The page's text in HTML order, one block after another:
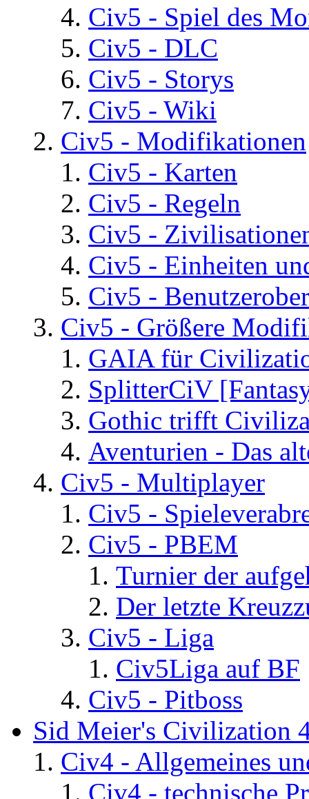
Civ5 - Spiel des
Civ5 - DLC
Civ5 - Storys
Civ5 - Wiki
Civ5 - Modifikationen
Civ5 - Karten
Civ5 - Regeln
Civ5 -
Civ5 - Einheiten
Civ5 -
Civ5 - Größere
GAIA für
SplitterCiV
Gothic trifft
Aventurien - Das
Civ5 - Multiplayer
Civ5 -
Civ5 - PBEM
Turnier der
Der letzte
Civ5 - Liga
Civ5Liga auf BF
Civ5 - Pitboss
Sid Meier's Civilization
Civ4 - Allgemeines
Civ4 - technische